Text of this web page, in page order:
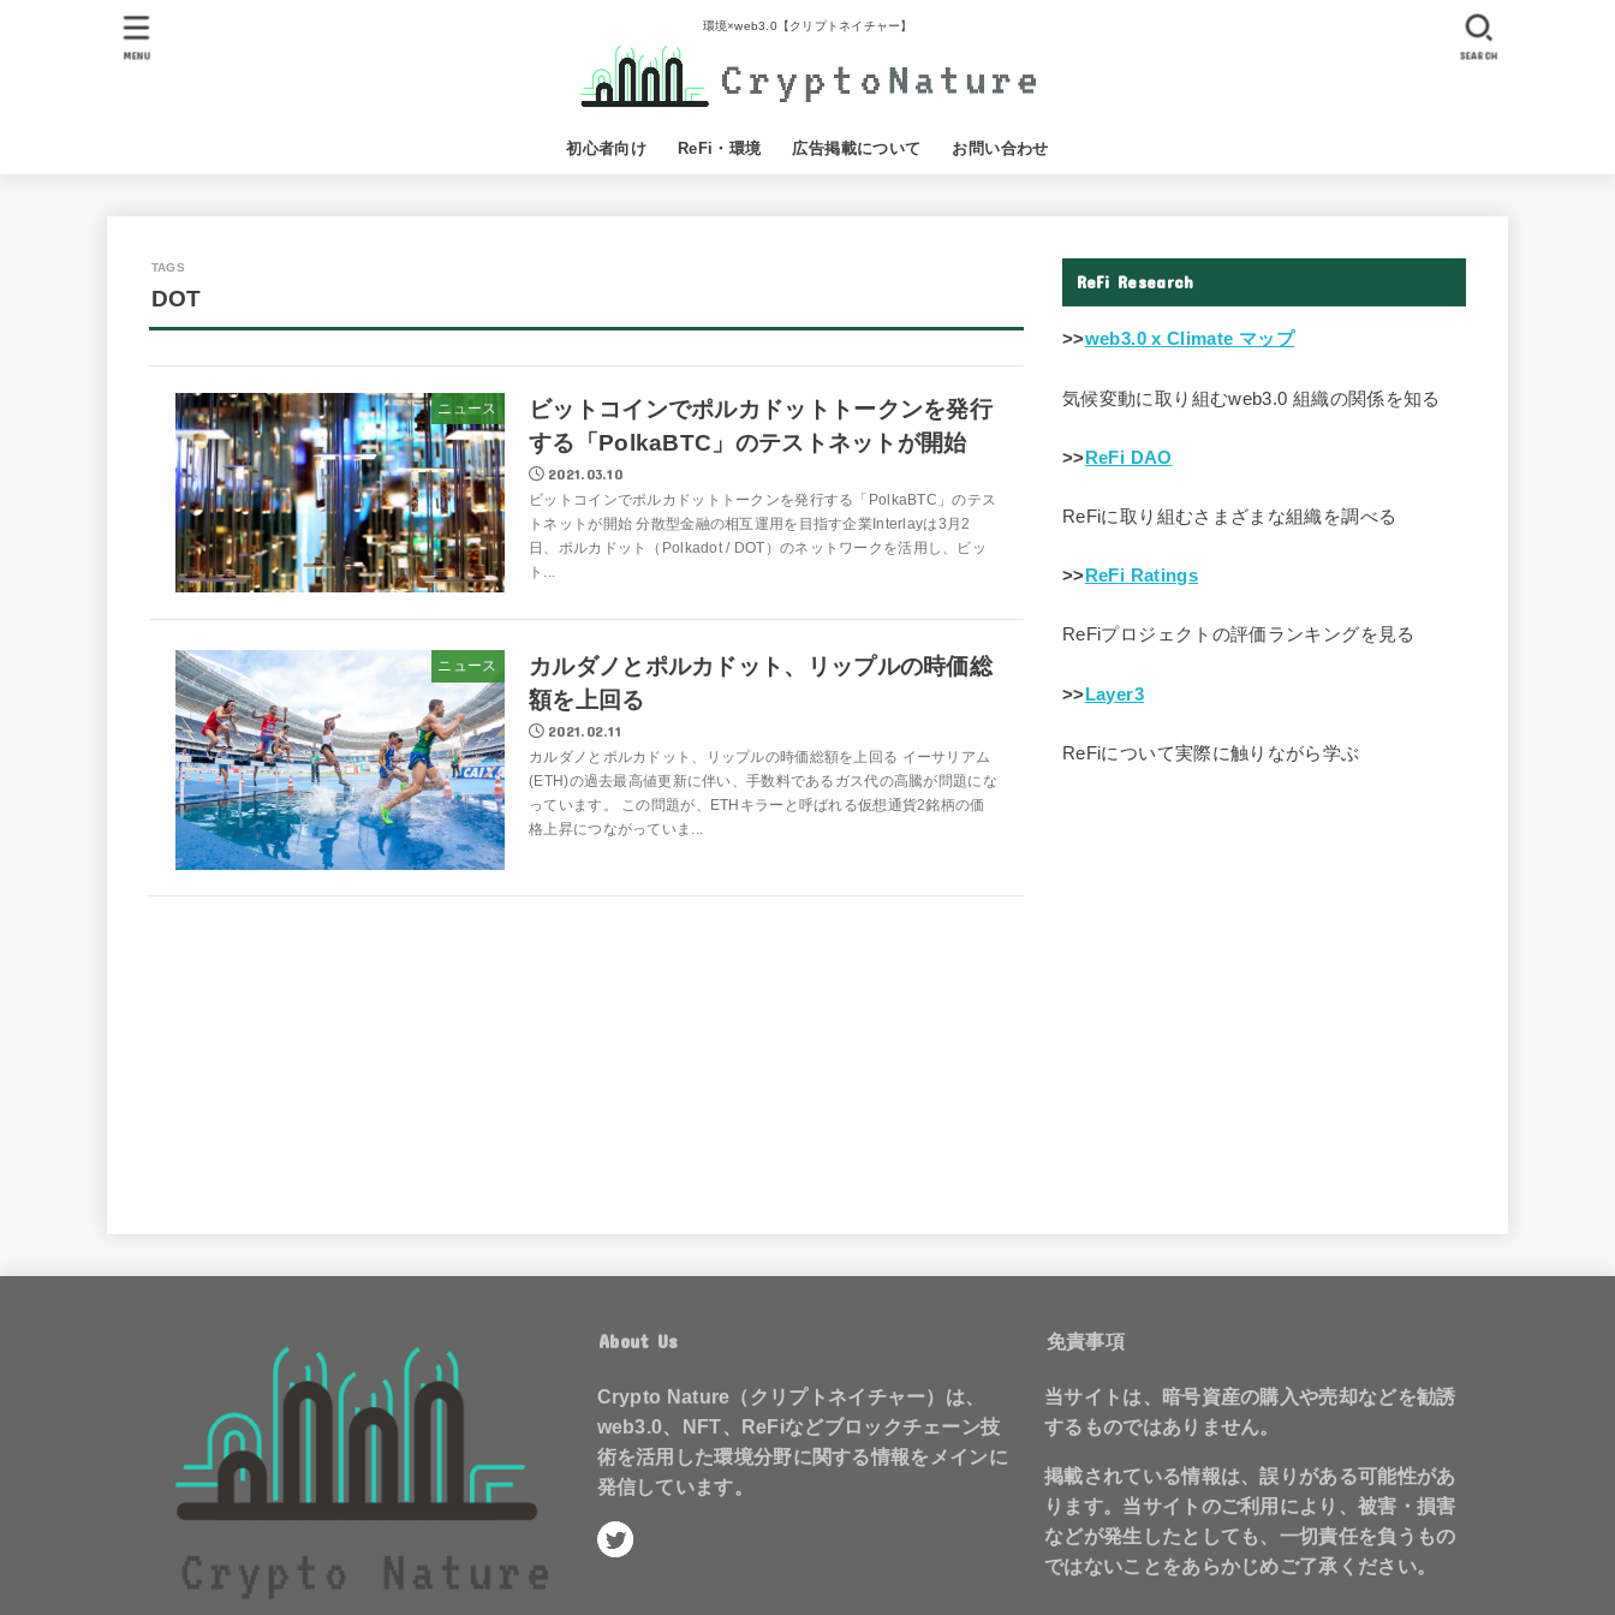
環境×web3.0【クリプトネイチャー】
初心者向け ReFi・環境 広告掲載について お問い合わせ
SEARCH
MENU
DOT
ニュース
ビットコインでポルカドットトークンを発行
する「PolkaBTC」のテストネットが開始
2021.03.10
ビットコインでポルカドットトークンを発行する「PolkaBTC」のテス
トネットが開始 分散型金融の相互運用を目指す企業Interlayは3月2
日、ポルカドット（Polkadot / DOT）のネットワークを活用し、ビッ
ト...
ニュース
カルダノとポルカドット、リップルの時価総
額を上回る
2021.02.11
カルダノとポルカドット、リップルの時価総額を上回る イーサリアム
(ETH)の過去最高値更新に伴い、手数料であるガス代の高騰が問題にな
っています。 この問題が、ETHキラーと呼ばれる仮想通貨2銘柄の価
格上昇につながっていま...
ReFi Research
>>web3.0 x Climate マップ
気候変動に取り組むweb3.0 組織の関係を知る
>> ReFi DAO
ReFiに取り組むさまざまな組織を調べる
>> ReFi Ratings
ReFiプロジェクトの評価ランキングを見る
>>Layer3
ReFiについて実際に触りながら学ぶ
About Us
Crypto Nature（クリプトネイチャー）は、
web3.0、NFT、ReFiなどブロックチェーン技
術を活用した環境分野に関する情報をメインに
発信しています。
免責事項
当サイトは、暗号資産の購入や売却などを勧誘
するものではありません。
掲載されている情報は、誤りがある可能性があ
ります。当サイトのご利用により、被害・損害
などが発生したとしても、一切責任を負うもの
ではないことをあらかじめご了承ください。